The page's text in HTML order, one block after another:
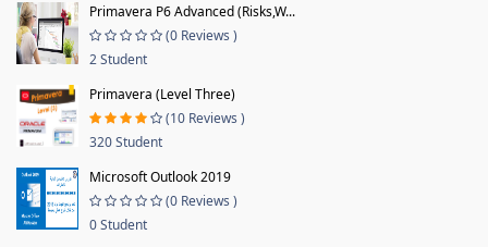
Primavera P6 Advanced (Risks,W...
(0 Reviews )
2 Student
Primavera (Level Three)
(10 Reviews )
320 Student
Microsoft Outlook 2019
(0 Reviews )
0 Student